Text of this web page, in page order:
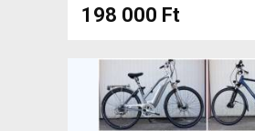
198 000 Ft